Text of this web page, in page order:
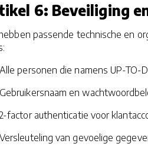
6: Beveiliging
passende technische en
Alle personen die namens UP-TO-
Gebruikersnaam en
2-factor authenticatie voor
Versleuteling van gevoelige